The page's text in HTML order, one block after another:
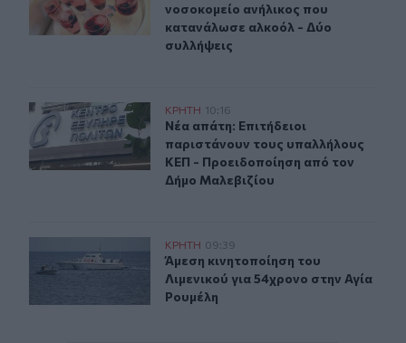
νοσοκομείο ανήλικος που
κατανάλωσε αλκοόλ - Δύο
συλλήψεις
Νέα απάτη: Επιτήδειοι παριστάνουν τους
ΚΡΗΤΗ 10:16
Νέα απάτη: Επιτήδειοι
Νέα απάτη: Επιτήδειοι
παριστάνουν τους υπαλλήλους
ΚΕΠ - Προειδοποίηση από τον
Δήμο Μαλεβιζίου
Άμεση κινητοποίηση του Λιμενικού για 54χρονο στην
ΚΡΗΤΗ 09:39
Άμεση κινητοποίηση του
Άμεση κινητοποίηση του
Λιμενικού για 54χρονο στην Αγία
Ρουμέλη